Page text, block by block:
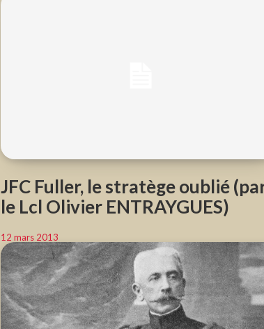
JFC Fuller, le stratège oublié
le Lcl Olivier ENTRAYGUES)
12 mars 2013